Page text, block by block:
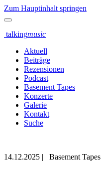
Zum Hauptinhalt springen
talkingmusic
Aktuell
Beiträge
Rezensionen
Podcast
Basement Tapes
Konzerte
Galerie
Kontakt
Suche
14.12.2025 | Basement Tapes